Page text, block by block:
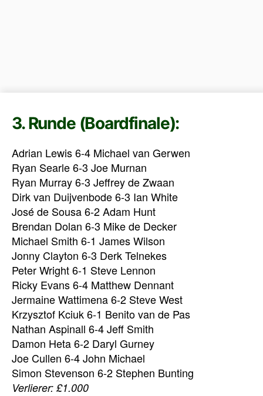
3. Runde (Boardfinale):
Adrian Lewis 6-4 Michael van Gerwen
Ryan Searle 6-3 Joe Murnan
Ryan Murray 6-3 Jeffrey de Zwaan
Dirk van Duijvenbode 6-3 Ian White
José de Sousa 6-2 Adam Hunt
Brendan Dolan 6-3 Mike de Decker
Michael Smith 6-1 James Wilson
Jonny Clayton 6-3 Derk Telnekes
Peter Wright 6-1 Steve Lennon
Ricky Evans 6-4 Matthew Dennant
Jermaine Wattimena 6-2 Steve West
Krzysztof Kciuk 6-1 Benito van de Pas
Nathan Aspinall 6-4 Jeff Smith
Damon Heta 6-2 Daryl Gurney
Joe Cullen 6-4 John Michael
Simon Stevenson 6-2 Stephen Bunting
Verlierer: £1.000